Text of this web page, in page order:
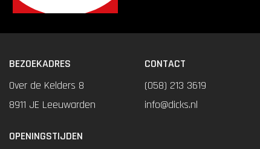
BEZOEKADRES
Over de Kelders 8
8911 JE Leeuwarden
OPENINGSTIJDEN
CONTACT
(058) 213 3619
info@dicks.nl